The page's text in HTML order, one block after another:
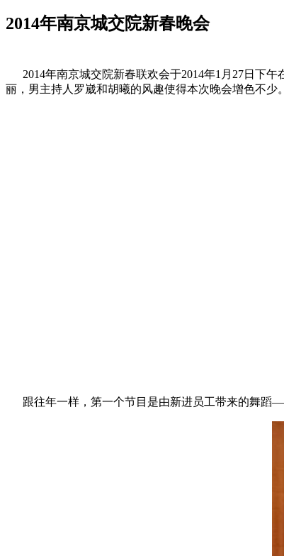
2014年南京城交院新春晚会
2014年南京城交院新春联欢会于2014年1月27日下午
丽，男主持人罗崴和胡曦的风趣使得本次晚会增色不少。
跟往年一样，第一个节目是由新进员工带来的舞蹈